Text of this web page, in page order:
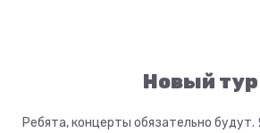
Новый тур
Ребята, концерты обязательно